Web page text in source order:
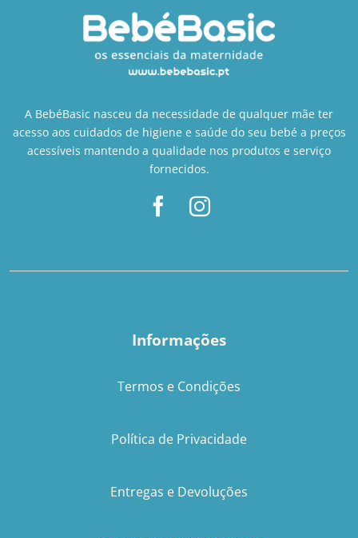
A BebéBasic nasceu da necessidade de qualquer mãe ter
acesso aos cuidados de higiene e saúde do seu bebé a preços
acessíveis mantendo a qualidade nos produtos e serviço
fornecidos.
Informações
Termos e Condições
Política de Privacidade
Entregas e Devoluções